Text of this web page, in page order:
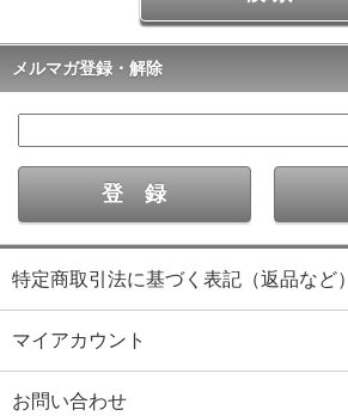
メルマガ登録・解除
特定商取引法に基づく表記（返品など）
マイアカウント
お問い合わせ